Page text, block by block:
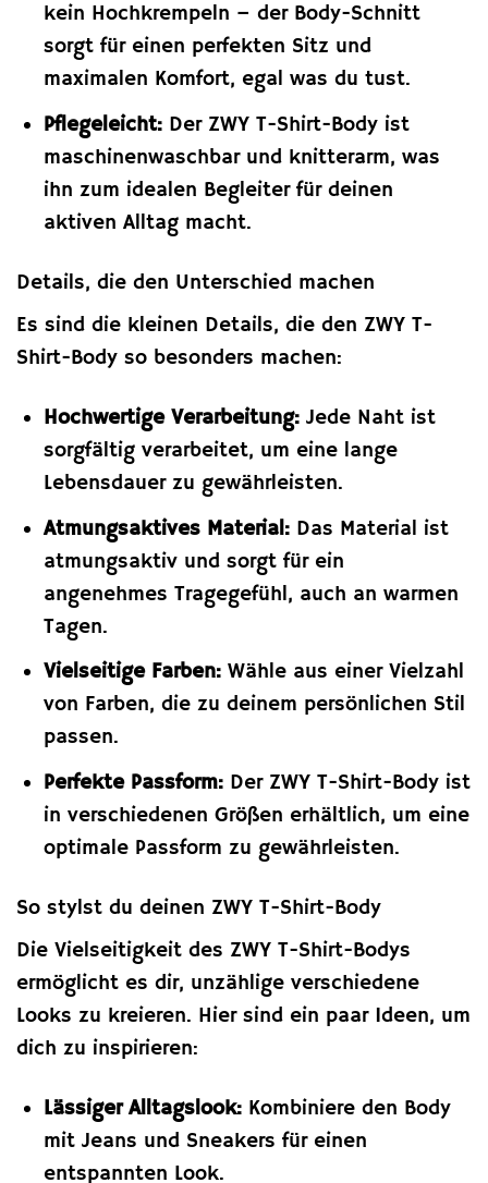
kein Hochkrempeln – der Body-Schnitt
sorgt für einen perfekten Sitz und
maximalen Komfort, egal was du tust.
Pflegeleicht:Der ZWY T-Shirt-Body ist
maschinenwaschbar und knitterarm, was
ihn zum idealen Begleiter für deinen
aktiven Alltag macht.
Details, die den Unterschied machen
Es sind die kleinen Details, die den ZWY T-
Shirt-Body so besonders machen:
Hochwertige Verarbeitung:Jede Naht ist
sorgfältig verarbeitet, um eine lange
Lebensdauer zu gewährleisten.
Atmungsaktives Material:Das Material ist
atmungsaktiv und sorgt für ein
angenehmes Tragegefühl, auch an warmen
Tagen.
Vielseitige Farben:Wähle aus einer Vielzahl
von Farben, die zu deinem persönlichen Stil
passen.
Perfekte Passform:Der ZWY T-Shirt-Body ist
in verschiedenen Größen erhältlich, um eine
optimale Passform zu gewährleisten.
So stylst du deinen ZWY T-Shirt-Body
Die Vielseitigkeit des ZWY T-Shirt-Bodys
ermöglicht es dir, unzählige verschiedene
Looks zu kreieren. Hier sind ein paar Ideen, um
dich zu inspirieren:
Lässiger Alltagslook:Kombiniere den Body
mit Jeans und Sneakers für einen
entspannten Look.